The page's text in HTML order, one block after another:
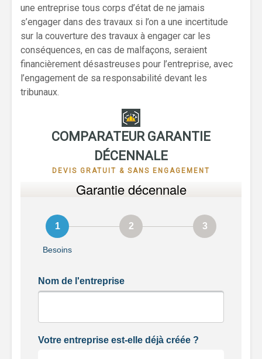
une entreprise tous corps d’état de ne jamais
s’engager dans des travaux si l’on a une incertitude
sur la couverture des travaux à engager car les
conséquences, en cas de malfaçons, seraient
financièrement désastreuses pour l’entreprise, avec
l’engagement de sa responsabilité devant les
tribunaux.
COMPARATEUR GARANTIE
DÉCENNALE
DEVIS GRATUIT & SANS ENGAGEMENT